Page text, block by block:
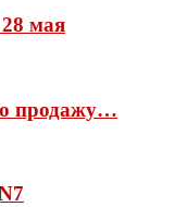
мая
продажу…